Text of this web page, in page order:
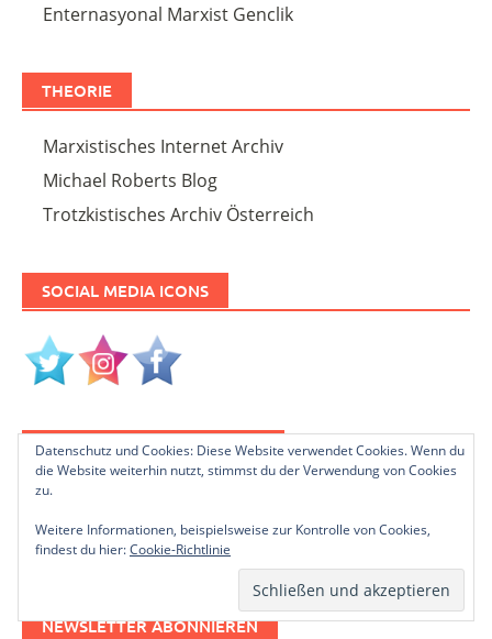
Enternasyonal Marxist Genclik
THEORIE
Marxistisches Internet Archiv
Michael Roberts Blog
Trotzkistisches Archiv Österreich
SOCIAL MEDIA ICONS
PLEASE FOLLOW & LIKE US :)
NEWSLETTER ABONNIEREN
Datenschutz und Cookies: Diese Website verwendet Cookies. Wenn du
die Website weiterhin nutzt, stimmst du der Verwendung von Cookies
zu.
Weitere Informationen, beispielsweise zur Kontrolle von Cookies,
findest du hier:Cookie-Richtlinie